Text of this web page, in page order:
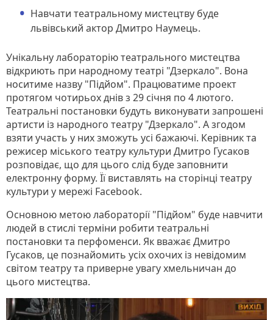
Навчати театральному мистецтву буде
львівський актор Дмитро Наумець.
Унікальну лабораторію театрального мистецтва
відкриють при народному театрі "Дзеркало". Вона
носитиме назву "Підйом". Працюватиме проект
протягом чотирьох днів з 29 січня по 4 лютого.
Театральні постановки будуть виконувати запрошені
артисти із народного театру "Дзеркало". А згодом
взяти участь у них зможуть усі бажаючі. Керівник та
режисер міського театру культури Дмитро Гусаков
розповідає, що для цього слід буде заповнити
електронну форму. Її виставлять на сторінці театру
культури у мережі Facebook.
Основною метою лабораторії "Підйом" буде навчити
людей в стислі терміни робити театральні
постановки та перфоменси. Як вважає Дмитро
Гусаков, це познайомить усіх охочих із невідомим
світом театру та приверне увагу хмельничан до
цього мистецтва.